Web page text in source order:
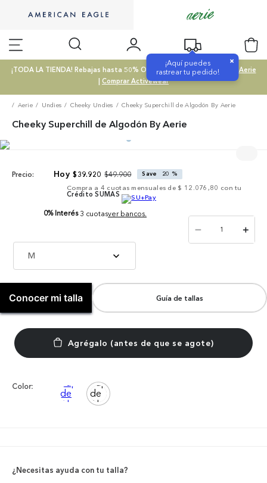
¡Aquí puedes
rastrear tu pedido!
×
¡TODA LA TIENDA! Rebajas hasta 50% OFF |Comprar SALE|Comprar Aerie
| Comprar Activewear
Aerie Undies Cheeky Undies Cheeky Superchill de Algodón By Aerie
Cheeky Superchill de Algodón By Aerie
Precio: $39.920 $49.900 Save 20 %
Compra a 4 cuotas mensuales de $ 12.076,80 con tu
Crédito SUMAS
0% Interés 3 cuotasver bancos.
M
＋
－
Conocer mi talla Guía de tallas
Color:
¿Necesitas ayuda con tu talla?